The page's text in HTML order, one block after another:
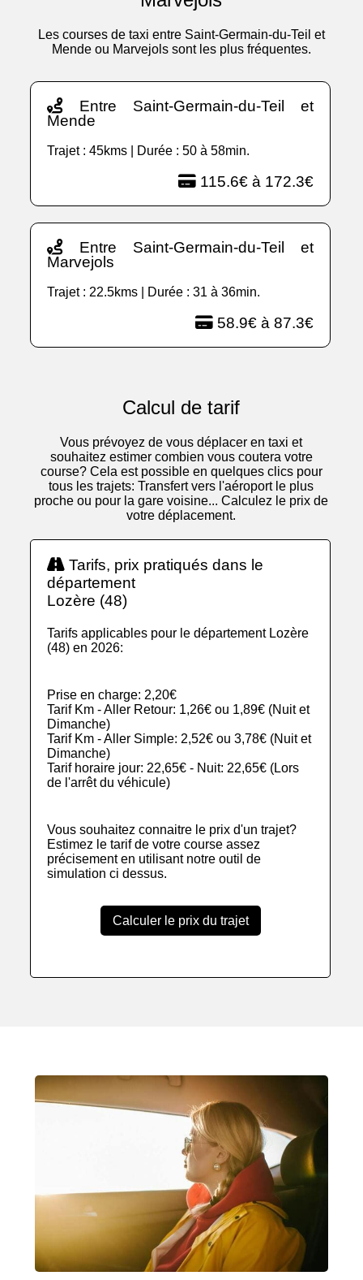
Les courses de taxi entre Saint-Germain-du-Teil et
Mende ou Marvejols sont les plus fréquentes.
Entre Saint-Germain-du-Teil et
Mende
Trajet : 45kms | Durée : 50 à 58min.
115.6€ à 172.3€
Entre Saint-Germain-du-Teil et
Marvejols
Trajet : 22.5kms | Durée : 31 à 36min.
58.9€ à 87.3€
Calcul de tarif
Vous prévoyez de vous déplacer en taxi et
souhaitez estimer combien vous coutera votre
course? Cela est possible en quelques clics pour
tous les trajets: Transfert vers l'aéroport le plus
proche ou pour la gare voisine... Calculez le prix de
votre déplacement.
Tarifs, prix pratiqués dans le
département
Lozère (48)
Tarifs applicables pour le département Lozère
(48) en 2026:
Prise en charge: 2,20€
Tarif Km - Aller Retour: 1,26€ ou 1,89€ (Nuit et
Dimanche)
Tarif Km - Aller Simple: 2,52€ ou 3,78€ (Nuit et
Dimanche)
Tarif horaire jour: 22,65€ - Nuit: 22,65€ (Lors
de l'arrêt du véhicule)
Vous souhaitez connaitre le prix d'un trajet?
Estimez le tarif de votre course assez
précisement en utilisant notre outil de
simulation ci dessus.
Calculer le prix du trajet